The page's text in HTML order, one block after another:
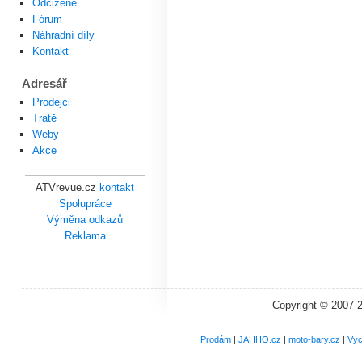
Odcizené
Fórum
Náhradní díly
Kontakt
Adresář
Prodejci
Tratě
Weby
Akce
ATVrevue.cz kontakt
Spolupráce
Výměna odkazů
Reklama
Copyright © 2007-
Prodám| JAHHO.cz | moto-bary.cz |